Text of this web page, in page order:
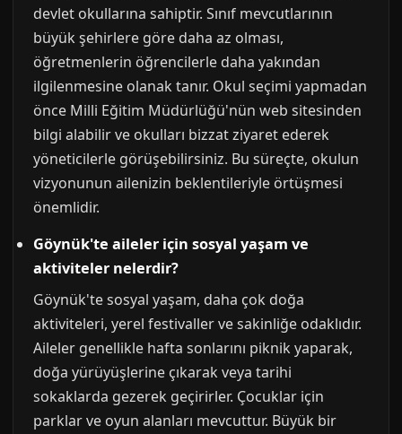
devlet okullarına sahiptir. Sınıf mevcutlarının
büyük şehirlere göre daha az olması,
öğretmenlerin öğrencilerle daha yakından
ilgilenmesine olanak tanır. Okul seçimi yapmadan
önce Milli Eğitim Müdürlüğü'nün web sitesinden
bilgi alabilir ve okulları bizzat ziyaret ederek
yöneticilerle görüşebilirsiniz. Bu süreçte, okulun
vizyonunun ailenizin beklentileriyle örtüşmesi
önemlidir.
Göynük'te aileler için sosyal yaşam ve
aktiviteler nelerdir?
Göynük'te sosyal yaşam, daha çok doğa
aktiviteleri, yerel festivaller ve sakinliğe odaklıdır.
Aileler genellikle hafta sonlarını piknik yaparak,
doğa yürüyüşlerine çıkarak veya tarihi
sokaklarda gezerek geçirirler. Çocuklar için
parklar ve oyun alanları mevcuttur. Büyük bir